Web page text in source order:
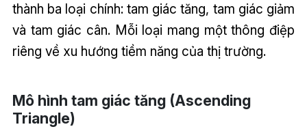
thành ba loại chính: tam giác tăng, tam giác giảm
và tam giác cân. Mỗi loại mang một thông điệp
riêng về xu hướng tiềm năng của thị trường.
Mô hình tam giác tăng (Ascending
Triangle)